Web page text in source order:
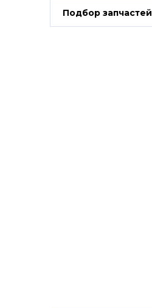
Подбор запчастей